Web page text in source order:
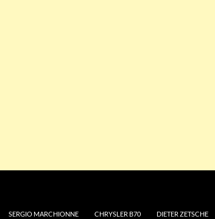
SERGIO MARCHIONNE CHRYSLER B70 DIETER ZETSCHE